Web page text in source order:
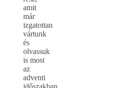
amit
már
izgatottan
vártunk
és
olvassuk
is most
az
adventi